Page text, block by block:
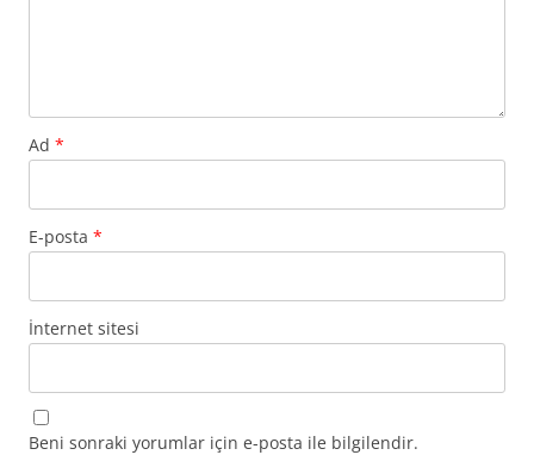
Ad *
E-posta *
İnternet sitesi
Beni sonraki yorumlar için e-posta ile bilgilendir.